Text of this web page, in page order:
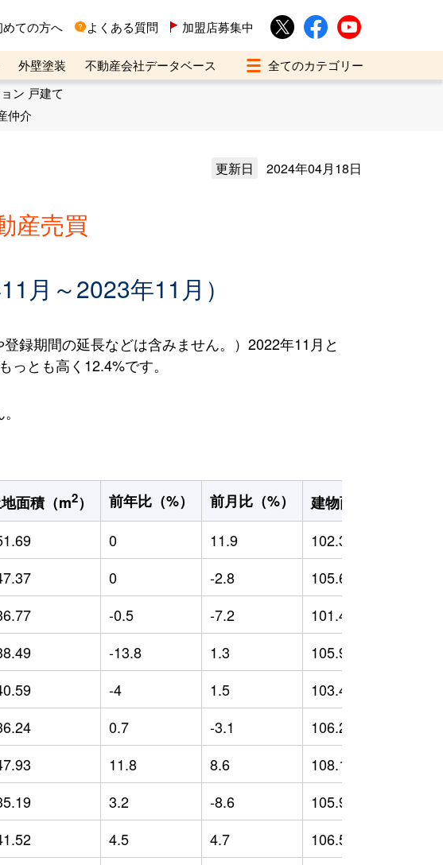
めての方へ よくある質問 加盟店募集中
外壁塗装
不動産会社データベース
談デスク
ン 戸建て
仲介
更新日 2024年04月18日
産売買
月～2023年11月）
録期間の延長などは含みません。）2022年11月と
とも高く12.4%です。
面積（m2） 前年比（%） 前月比（%） 建物面積（m
0 11.9 102.39
0 -2.8 105.65
-0.5 -7.2 101.41
-13.8 1.3 105.9
-4 1.5 103.42
0.7 -3.1 106.25
11.8 8.6 108.12
3.2 -8.6 105.96
4.5 4.7 106.58